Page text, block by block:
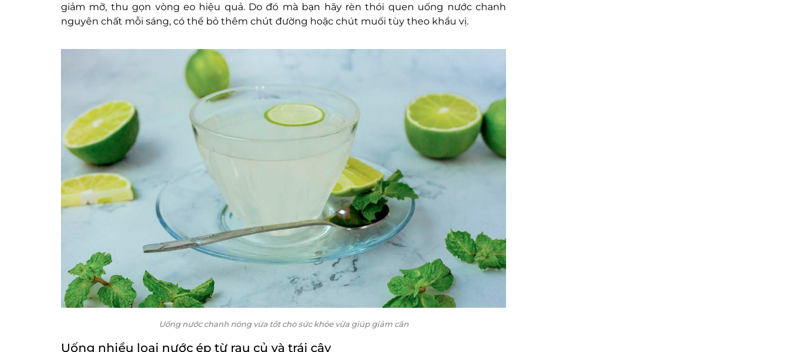
giảm mỡ, thu gọn vòng eo hiệu quả. Do đó mà bạn hãy rèn thói quen uống nước chanh
nguyên chất mỗi sáng, có thể bỏ thêm chút đường hoặc chút muối tùy theo khẩu vị.
Uống nước chanh nóng vừa tốt cho sức khỏe vừa giúp giảm cân
Uống nhiều loại nước ép từ rau củ và trái cây